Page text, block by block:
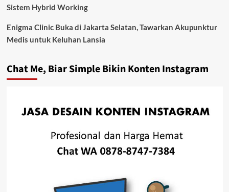
Sistem Hybrid Working
Enigma Clinic Buka di Jakarta Selatan, Tawarkan Akupunktur
Medis untuk Keluhan Lansia
Chat Me, Biar Simple Bikin Konten Instagram